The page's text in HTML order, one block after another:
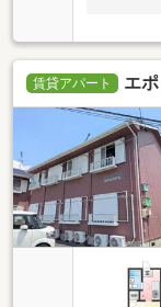
賃貸アパート エ